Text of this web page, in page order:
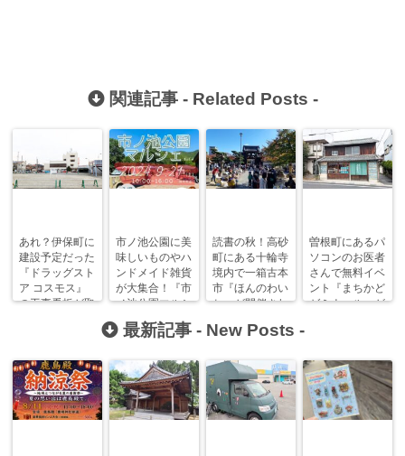
関連記事 - Related Posts -
あれ？伊保町に
建設予定だった
『ドラッグスト
ア コスモス』
の工事看板が取
市ノ池公園に美
味しいものやハ
ンドメイド雑貨
が大集合！『市
ノ池公園マルシ
ェ』が開催で
す！
読書の秋！高砂
町にある十輪寺
境内で一箱古本
市『ほんのわい
ち』が開催され
曽根町にあるパ
ソコンのお医者
さんで無料イベ
ント『まちかど
ゼミナール』が
最新記事 - New Posts -